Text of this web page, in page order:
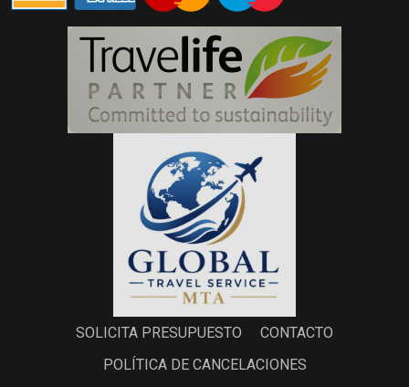
SOLICITA PRESUPUESTO
CONTACTO
POLÍTICA DE CANCELACIONES